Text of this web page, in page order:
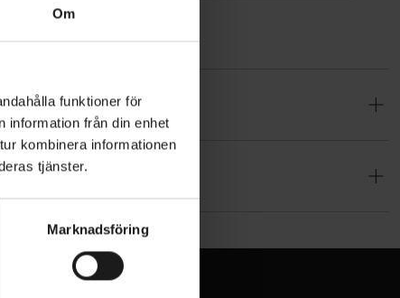
Om
funktioner för
information från din enhet
kombinera informationen
tjänster.
Marknadsföring
som
av
samtidigt
den
som är